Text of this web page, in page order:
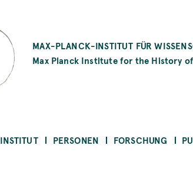
MAX-PLANCK-INSTITUT FÜR
Max Planck Institute for the History
INSTITUT PERSONEN FORSCHUNG